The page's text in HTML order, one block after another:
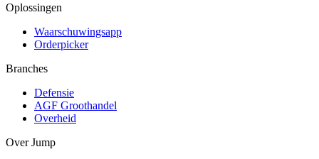
Oplossingen
Waarschuwingsapp
Orderpicker
Branches
Defensie
AGF Groothandel
Overheid
Over Jump